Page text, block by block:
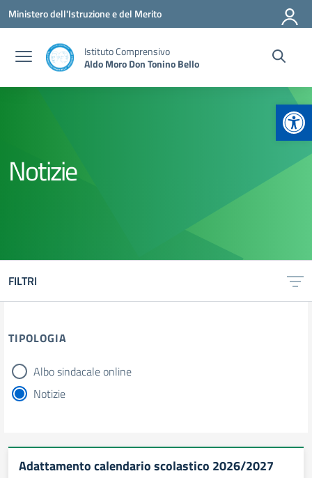
Vai ai contenuti
Vai al menu di navigazione
Vai al footer
Ministero dell'Istruzione e del Merito
Istituto Comprensivo
Aldo Moro Don Tonino Bello
Notizie
FILTRI
TIPOLOGIA
tipologia di articoli
Albo sindacale online
Notizie
Adattamento calendario scolastico 2026/2027